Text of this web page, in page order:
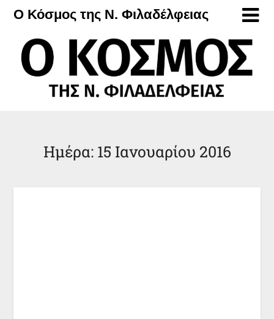
Μετάβαση
περιεχόμενο
Ο Κόσμος της Ν. Φιλαδέλφειας
Ημέρα: 15 Ιανουαρίου 2016